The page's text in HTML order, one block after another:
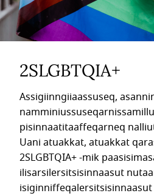
2SLGBTQIA+
Assigiinngiiaassuseq,
namminiussuseqarnissamillu
pisinnaatitaaffeqarneq
Uani atuakkat, atuakkat
2SLGBTQIA+ -mik
ilisarsilersitsisinnaasut